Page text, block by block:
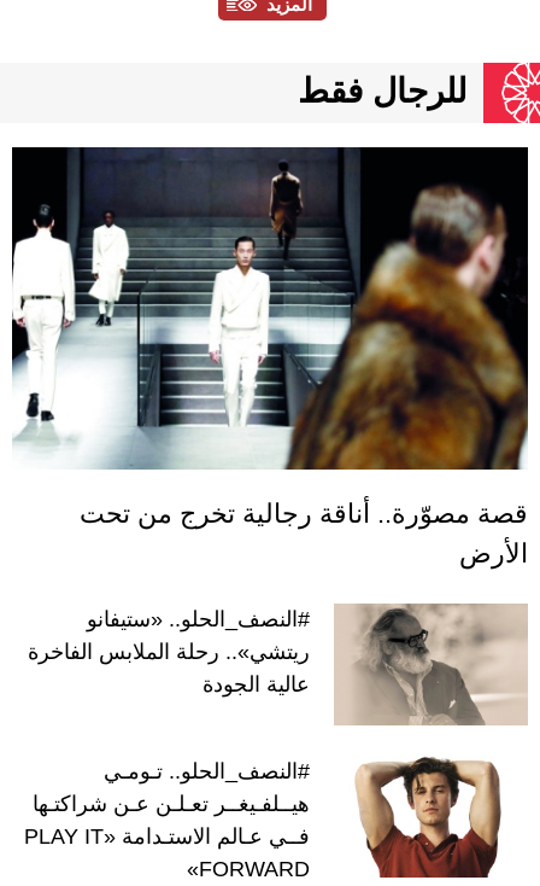
للرجال فقط
قصة مصوّرة.. أناقة رجالية تخرج من تحت
الأرض
#النصف_الحلو.. «ستيفانو
ريتشي».. رحلة الملابس الفاخرة
عالية الجودة
#النصف_الحلو.. تـومـي
هيــلفـيغــر تعـلـن عـن شراكتـها
فــي عـالم الاستـدامة «PLAY IT
FORWARD»